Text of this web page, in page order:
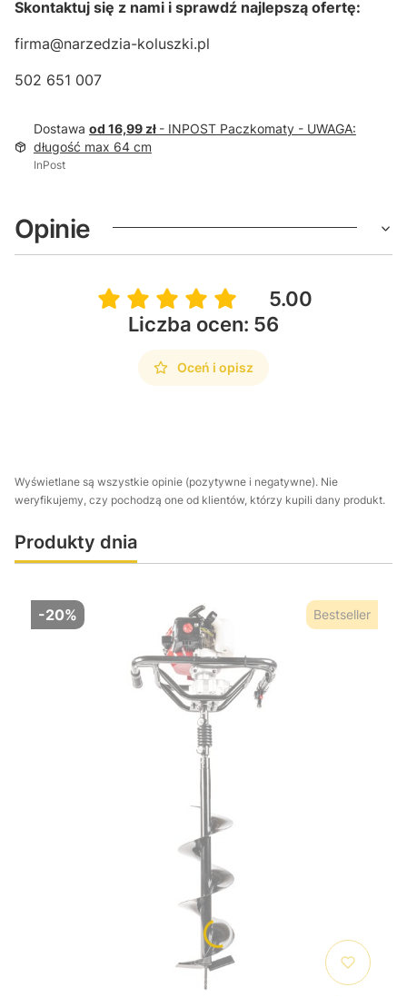
Skontaktuj się z nami i sprawdź najlepszą ofertę:
firma@narzedzia-koluszki.pl
502 651 007
Dostawa od 16,99 zł - INPOST Paczkomaty - UWAGA:
długość max 64 cm
InPost
Opinie
5.00
Liczba ocen: 56
Oceń i opisz
Wyświetlane są wszystkie opinie (pozytywne i negatywne). Nie
weryfikujemy, czy pochodzą one od klientów, którzy kupili dany produkt.
Produkty dnia
-20% Bestseller